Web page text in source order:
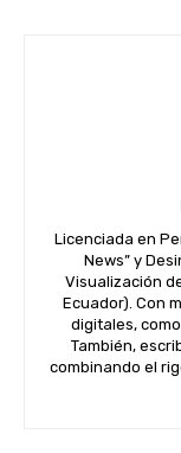
Licenciada en
News” y
Visualización
Ecuador). Con
digitales,
También,
combinando el